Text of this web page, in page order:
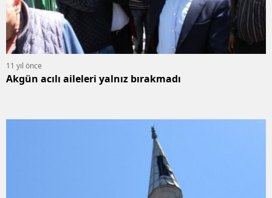
11 yıl önce
Akgün acılı aileleri yalnız bırakmadı